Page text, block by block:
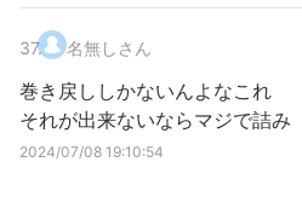
37. 名無しさん
巻き戻ししかないんよなこれ
それが出来ないならマジで詰み
2024/07/08 19:10:54